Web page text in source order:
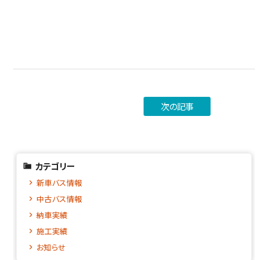
次の記事
カテゴリー
新車バス情報
中古バス情報
納車実績
施工実績
お知らせ